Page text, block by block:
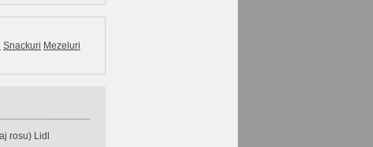
Snackuri Mezeluri
rosu) Lidl